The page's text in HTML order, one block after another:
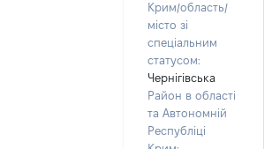
Крим/область/
місто зі
спеціальним
статусом:
Чернігівська
Район в області
та Автономній
Республіці